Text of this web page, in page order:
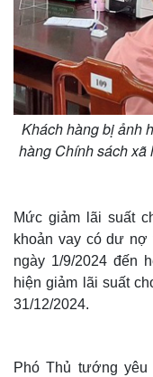
Khách hàng bị ảnh
hàng Chính sách xã
Mức giảm lãi suất
khoản vay có dư
ngày 1/9/2024 đến
hiện giảm lãi suất
31/12/2024.
Phó Thủ tướng